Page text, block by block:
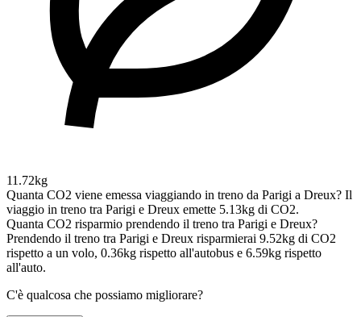
11.72kg
Quanta CO2 viene emessa viaggiando in treno da Parigi a Dreux? Il
viaggio in treno tra Parigi e Dreux emette 5.13kg di CO2.
Quanta CO2 risparmio prendendo il treno tra Parigi e Dreux?
Prendendo il treno tra Parigi e Dreux risparmierai 9.52kg di CO2
rispetto a un volo, 0.36kg rispetto all'autobus e 6.59kg rispetto
all'auto.
C'è qualcosa che possiamo migliorare?